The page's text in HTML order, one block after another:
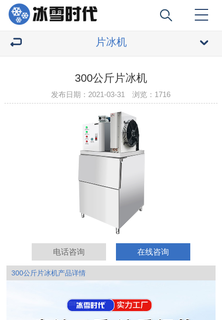
片冰机
300公斤片冰机
发布日期：2021-03-31 浏览： 1716
电话咨询 在线咨询
300公斤片冰机产品详情